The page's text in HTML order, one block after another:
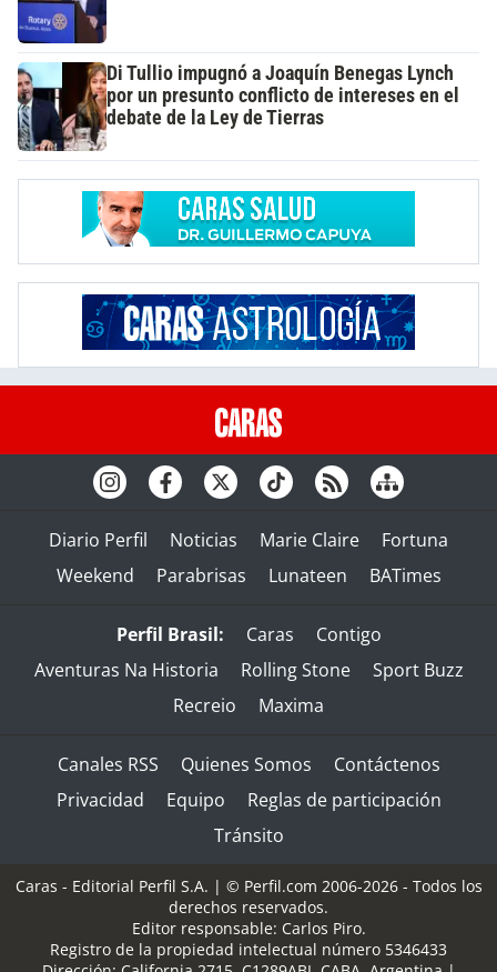
Di Tullio impugnó a Joaquín Benegas Lynch
por un presunto conflicto de intereses en el
debate de la Ley de Tierras
Diario Perfil Noticias Marie Claire
Fortuna
Weekend
Parabrisas Lunateen BATimes
Perfil Brasil: Caras
Contigo
Aventuras Na Historia
Rolling Stone
Sport Buzz
Recreio
Maxima
Canales RSS Quienes Somos
Contáctenos
Privacidad
Equipo
Reglas de participación
Tránsito
Caras - Editorial Perfil S.A. | © Perfil.com 2006-2026 - Todos los
derechos reservados.
Editor responsable: Carlos Piro.
Registro de la propiedad intelectual número 5346433